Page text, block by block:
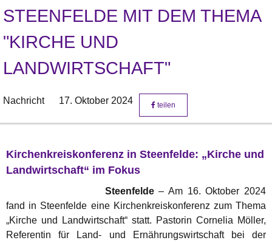
STEENFELDE MIT DEM THEMA
"KIRCHE UND
LANDWIRTSCHAFT"
Nachricht 17. Oktober 2024 teilen
Kirchenkreiskonferenz in Steenfelde: „Kirche und
Landwirtschaft“ im Fokus
Steenfelde– Am 16. Oktober 2024
fand in Steenfelde eine Kirchenkreiskonferenz zum Thema
„Kirche und Landwirtschaft“ statt. Pastorin Cornelia Möller,
Referentin für Land- und Ernährungswirtschaft bei der